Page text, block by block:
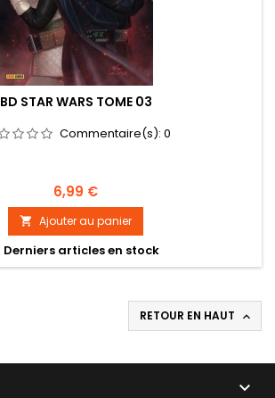
BD STAR WARS TOME 03
Commentaire(s): 0
Prix
6,99 €
 Ajouter au panier
Derniers articles en stock
RETOUR EN HAUT 
